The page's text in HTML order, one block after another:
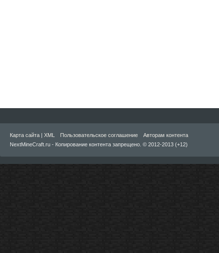
Карта сайта | XML Пользовательское соглашение
Авторам контента
NextMineCraft.ru - Копирование контента запрещено. © 2012-2013 (+12)